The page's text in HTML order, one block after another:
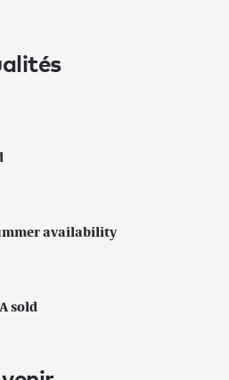
availability
sold